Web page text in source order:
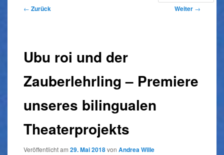
Beitragsnavigation
← Zurück Weiter →
Ubu roi und der
Zauberlehrling – Premiere
unseres bilingualen
Theaterprojekts
Veröffentlicht am 29. Mai 2018von Andrea Wille